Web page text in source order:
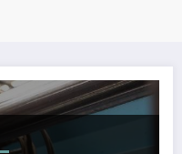
Sprawdź jakie masz